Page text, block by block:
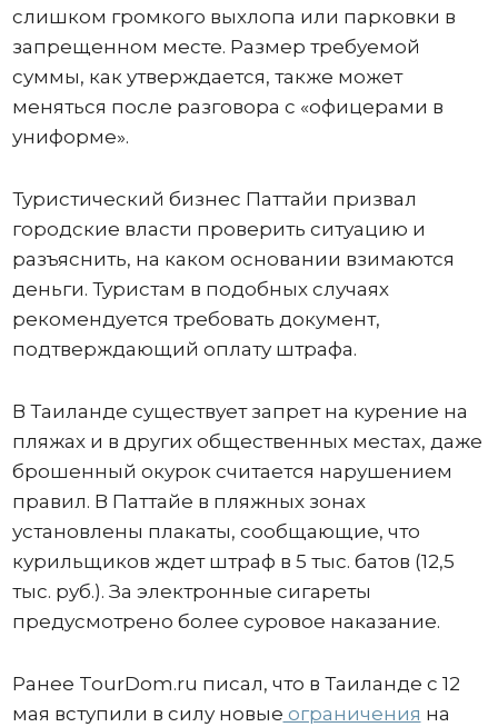
слишком громкого выхлопа или парковки в
запрещенном месте. Размер требуемой
суммы, как утверждается, также может
меняться после разговора с «офицерами в
униформе».
Туристический бизнес Паттайи призвал
городские власти проверить ситуацию и
разъяснить, на каком основании взимаются
деньги. Туристам в подобных случаях
рекомендуется требовать документ,
подтверждающий оплату штрафа.
В Таиланде существует запрет на курение на
пляжах и в других общественных местах, даже
брошенный окурок считается нарушением
правил. В Паттайе в пляжных зонах
установлены плакаты, сообщающие, что
курильщиков ждет штраф в 5 тыс. батов (12,5
тыс. руб.). За электронные сигареты
предусмотрено более суровое наказание.
Ранее TourDom.ru писал, что в Таиланде с 12
мая вступили в силу новые ограничения на